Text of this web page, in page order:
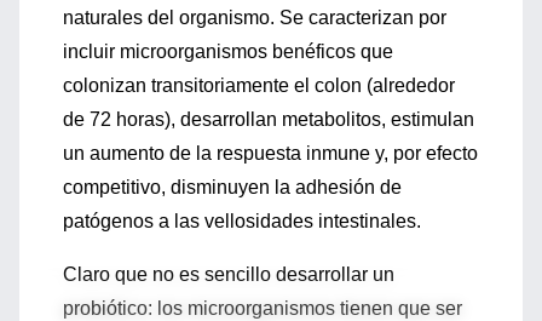
naturales del organismo. Se caracterizan por
incluir microorganismos benéficos que
colonizan transitoriamente el colon (alrededor
de 72 horas), desarrollan metabolitos, estimulan
un aumento de la respuesta inmune y, por efecto
competitivo, disminuyen la adhesión de
patógenos a las vellosidades intestinales.
Claro que no es sencillo desarrollar un
probiótico: los microorganismos tienen que ser